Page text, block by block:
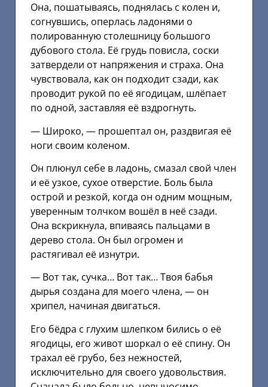
Она, пошатываясь, поднялась с колен и,
согнувшись, оперлась ладонями о
полированную столешницу большого
дубового стола. Её грудь повисла, соски
затвердели от напряжения и страха. Она
чувствовала, как он подходит сзади, как
проводит рукой по её ягодицам, шлёпает
по одной, заставляя её вздрогнуть.
— Широко, — прошептал он, раздвигая её
ноги своим коленом.
Он плюнул себе в ладонь, смазал свой член
и её узкое, сухое отверстие. Боль была
острой и резкой, когда он одним мощным,
уверенным толчком вошёл в неё сзади.
Она вскрикнула, впиваясь пальцами в
дерево стола. Он был огромен и
растягивал её изнутри.
— Вот так, сучка… Вот так… Твоя бабья
дырья создана для моего члена, — он
хрипел, начиная двигаться.
Его бёдра с глухим шлепком бились о её
ягодицы, его живот шоркал о её спину. Он
трахал её грубо, без нежностей,
исключительно для своего удовольствия.